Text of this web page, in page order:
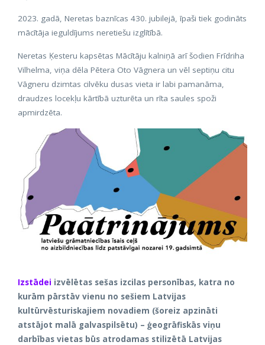
2023. gadā, Neretas baznīcas 430. jubilejā, īpaši tiek godināts
mācītāja ieguldījums neretiešu izglītībā.
Neretas Ķesteru kapsētas Mācītāju kalniņā arī šodien Frīdriha
Vilhelma, viņa dēla Pētera Oto Vāgnera un vēl septiņu citu
Vāgneru dzimtas cilvēku dusas vieta ir labi pamanāma,
draudzes locekļu kārtībā uzturēta un rīta saules spoži
apmirdzēta.
Izstādei izvēlētas sešas izcilas personības, katra no
kurām pārstāv vienu no sešiem Latvijas
kultūrvēsturiskajiem novadiem (šoreiz apzināti
atstājot malā galvaspilsētu) – ģeogrāfiskās viņu
darbības vietas būs atrodamas stilizētā Latvijas